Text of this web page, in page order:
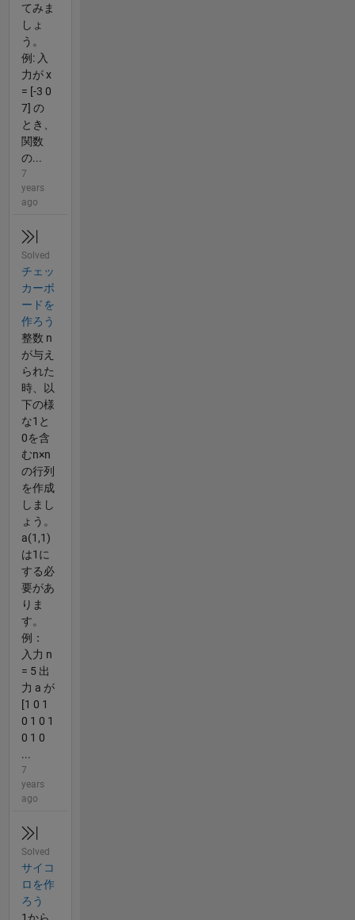
てみま
しょ
う。
例: 入
力が x
= [-3 0
7] の
とき、
関数
の...
7
years
ago
Solved
チェッ
カーボ
ードを
作ろう
整数 n
が与え
られた
時、以
下の様
な1と
0を含
むn×n
の行列
を作成
しまし
ょう。
a(1,1)
は1に
する必
要があ
りま
す。
例：
入力 n
= 5 出
力 a が
[1 0 1
0 1 0 1
0 1 0
...
7
years
ago
Solved
サイコ
ロを作
ろう
1から